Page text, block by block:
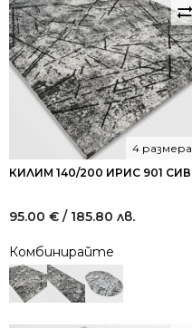
КИЛИМ 140/200 ИРИС 901 СИВ
4 размера
95.00 € / 185.80 лв.
Комбинирайте